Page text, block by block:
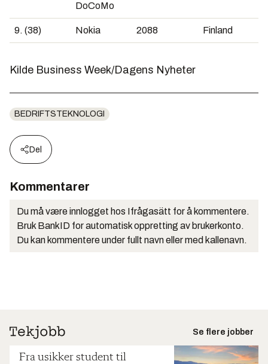
DoCoMo
9. (38) Nokia 2088 Finland
Kilde Business Week/Dagens Nyheter
BEDRIFTSTEKNOLOGI
Del
Kommentarer
Du må være innlogget hos Ifrågasätt for å kommentere.
Bruk BankID for automatisk oppretting av brukerkonto.
Du kan kommentere under fullt navn eller med kallenavn.
Se flere jobber
Fra usikker student til